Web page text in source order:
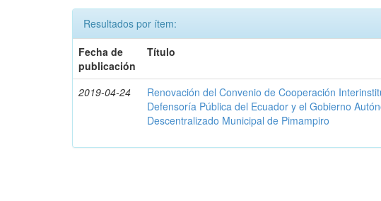
Resultados por ítem:
Fecha de
publicación
Título
2019-04-24
Renovación del Convenio de Cooperación
Defensoría Pública del Ecuador y el Gobierno
Descentralizado Municipal de Pimampiro